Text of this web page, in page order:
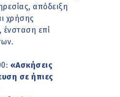
απόδειξη
χρήσης
ένσταση επί
«Ασκήσεις
σε ήπιες